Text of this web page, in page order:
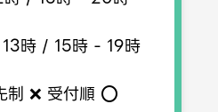
時 / 15時 - 19時
制 ❌ 受付順 ⭕️